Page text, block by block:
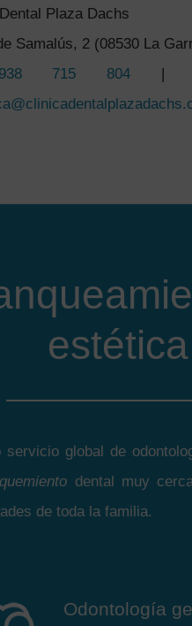
Plaza Dachs
Samalús, 2 (08530 La
715 804 |
servicio global de
dental muy
de toda la familia.
Odontología